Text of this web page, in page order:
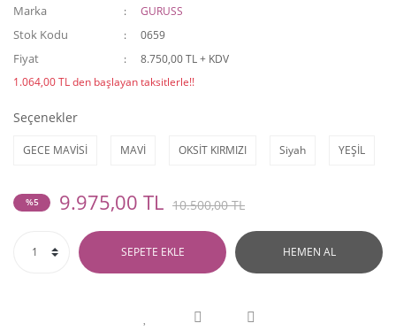
Marka GURUSS
Stok Kodu 0659
Fiyat
8.750,00 TL + KDV
1.064,00 TL den başlayan taksitlerle!!
Seçenekler
GECE MAVİSİ MAVİ OKSİT KIRMIZI Siyah YEŞİL
%5 9.975,00 TL 10.500,00 TL
SEPETE EKLE HEMEN AL